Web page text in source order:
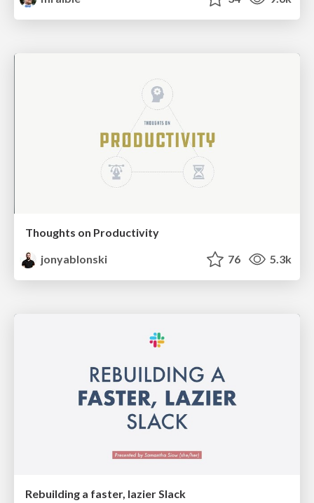
Thoughts on Productivity
jonyablonski
76 5.3k
Rebuilding a faster, lazier Slack